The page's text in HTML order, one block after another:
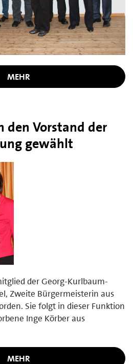
MEHR
den Vorstand der
gewählt
der Georg-Kurlbaum-
Zweite Bürgermeisterin aus
Sie folgt in dieser Funktion
Inge Körber aus
MEHR